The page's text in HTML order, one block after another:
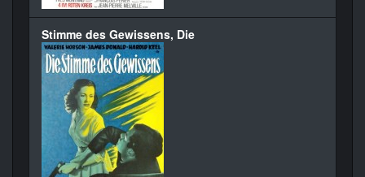
Stimme des Gewissens, Die